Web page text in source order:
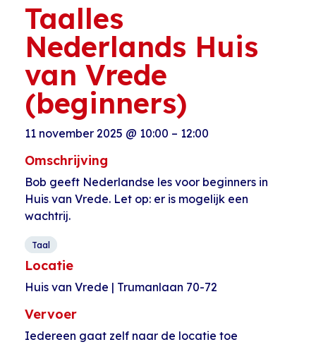
Taalles
Nederlands Huis
van Vrede
(beginners)
11 november 2025 @ 10:00 – 12:00
Omschrijving
Bob geeft Nederlandse les voor beginners in
Huis van Vrede. Let op: er is mogelijk een
wachtrij.
Taal
Locatie
Huis van Vrede | Trumanlaan 70-72
Vervoer
Iedereen gaat zelf naar de locatie toe